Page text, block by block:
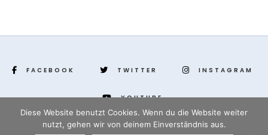
FACEBOOK TWITTER INSTAGRAM
YOUTUBE
Diese Website benutzt Cookies. Wenn du die Website weiter
nutzt, gehen wir von deinem Einverständnis aus.